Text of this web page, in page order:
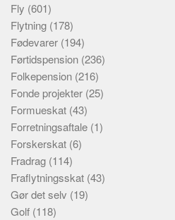
Fly (601)
Flytning (178)
Fødevarer (194)
Førtidspension (236)
Folkepension (216)
Fonde projekter (25)
Formueskat (43)
Forretningsaftale (1)
Forskerskat (6)
Fradrag (114)
Fraflytningsskat (43)
Gør det selv (19)
Golf (118)